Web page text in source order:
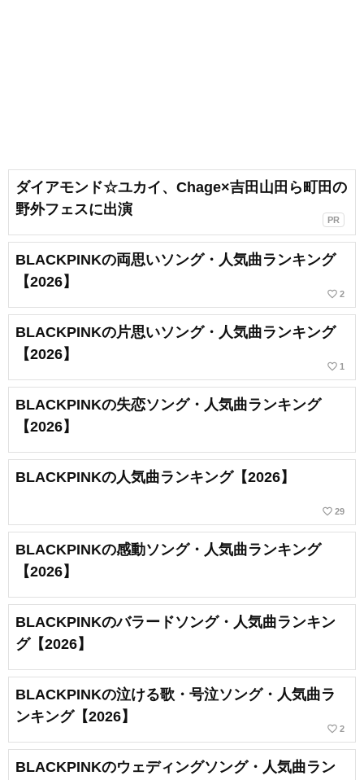
ダイアモンド☆ユカイ、Chage×吉田山田ら町田の
野外フェスに出演
PR
BLACKPINKの両思いソング・人気曲ランキング
【2026】
favorite_border 2
BLACKPINKの片思いソング・人気曲ランキング
【2026】
favorite_border 1
BLACKPINKの失恋ソング・人気曲ランキング
【2026】
BLACKPINKの人気曲ランキング【2026】
favorite_border 29
BLACKPINKの感動ソング・人気曲ランキング
【2026】
BLACKPINKのバラードソング・人気曲ランキン
グ【2026】
BLACKPINKの泣ける歌・号泣ソング・人気曲ラ
ンキング【2026】
favorite_border 2
BLACKPINKのウェディングソング・人気曲ラン